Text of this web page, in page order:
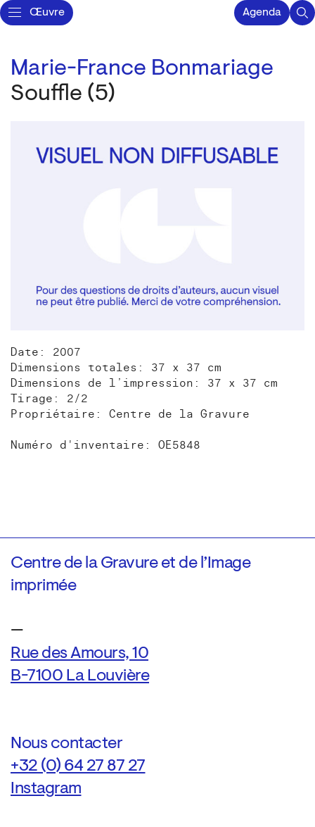
Œuvre Agenda
Marie-France Bonmariage
Souffle (5)
Date: 2007
Dimensions totales: 37 x 37 cm
Dimensions de l’impression: 37 x 37 cm
Tirage: 2/2
Propriétaire: Centre de la Gravure
Numéro d'inventaire: OE5848
Centre de la Gravure et de l’Image
imprimée
—
Rue des Amours, 10
B-7100 La Louvière
Nous contacter
+32 (0) 64 27 87 27
Instagram